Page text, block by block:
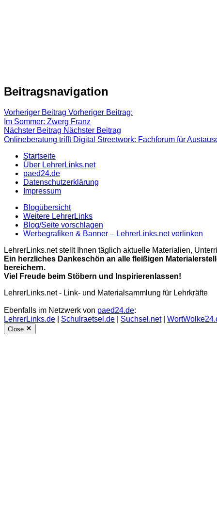
Beitragsnavigation
Vorheriger Beitrag Vorheriger Beitrag:
Im Sommer: Zwerg Franz
Nächster Beitrag Nächster Beitrag
Onlineberatung trifft Digital Streetwork: Fachforum für
Startseite
Über LehrerLinks.net
paed24.de
Datenschutzerklärung
Impressum
Blogübersicht
Weitere LehrerLinks
Blog/Seite vorschlagen
Werbegrafiken & Banner – LehrerLinks.net verlinken
LehrerLinks.net stellt Ihnen täglich aktuelle Materialien,
Ein herzliches Dankeschön an alle fleißigen
bereichern.
Viel Freude beim Stöbern und Inspirierenlassen!
LehrerLinks.net - Link- und Materialsammlung für Lehrkräfte
Ebenfalls im Netzwerk von paed24.de:
LehrerLinks.de
Schulraetsel.de Suchsel.net|
Close